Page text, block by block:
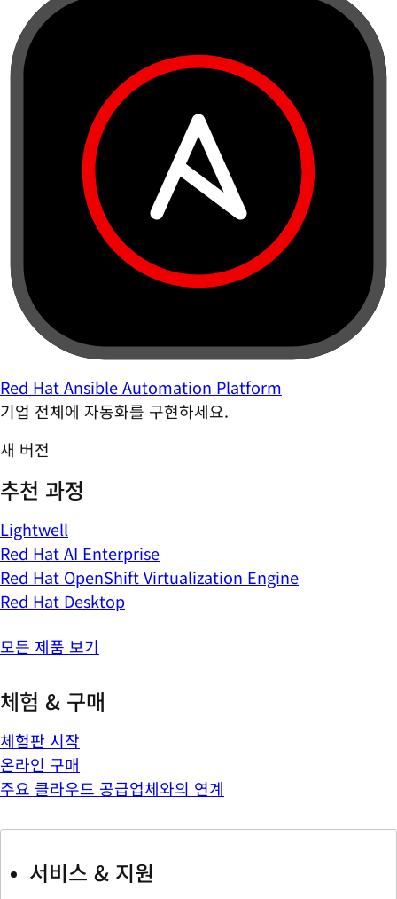
Red Hat Ansible Automation Platform
기업 전체에 자동화를 구현하세요.
새 버전
추천 과정
Lightwell
Red Hat AI Enterprise
Red Hat OpenShift Virtualization Engine
Red Hat Desktop
모든 제품 보기
체험 & 구매
체험판 시작
온라인 구매
주요 클라우드 공급업체와의 연계
서비스 & 지원